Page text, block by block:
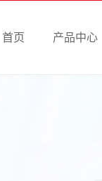
首页 产品中心